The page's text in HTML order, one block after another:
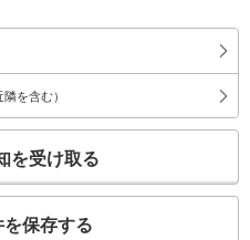
を含む）
を受け取る
保存する